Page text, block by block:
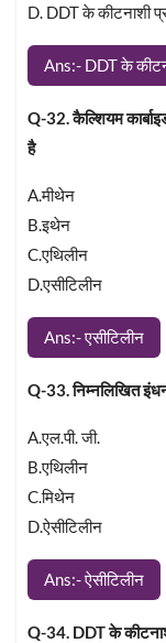
D. DDT के कीटनाशी
Ans:- DDT के
Q-32. कैल्शियम
है
A.मीथेन
B.इथेन
C.एथिलीन
D.एसीटिलीन
Ans:- एसीटिलीन
Q-33. निम्नलिखित
A.एल.पी. जी.
B.एथिलीन
C.मिथेन
D.ऐसीटिलीन
Ans:- ऐसीटिलीन
Q-34. DDT के